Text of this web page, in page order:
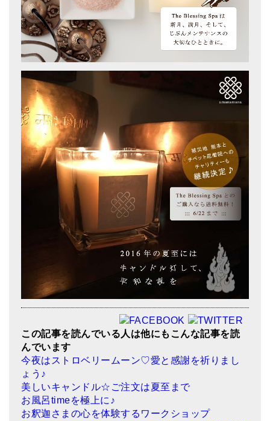
この記事を読んでいる人は他にもこんな記事を読
んでいます
今夜はストロベリームーン♡愛と感謝を祈りまし
ょう♪
美しいキャンドル☆ご注文は夏至まで
お風呂timeを極上に♪
お釈迦さまの心を体験するワークショップ